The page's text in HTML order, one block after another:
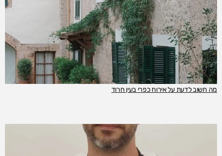
מה חשוב לדעת על אירוח כפרי בעין חרוד